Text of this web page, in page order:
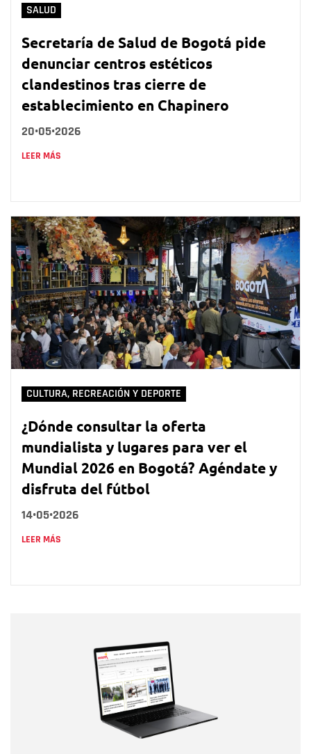
SALUD
Secretaría de Salud de Bogotá pide
denunciar centros estéticos
clandestinos tras cierre de
establecimiento en Chapinero
20•05•2026
LEER MÁS
CULTURA, RECREACIÓN Y DEPORTE
¿Dónde consultar la oferta
mundialista y lugares para ver el
Mundial 2026 en Bogotá? Agéndate y
disfruta del fútbol
14•05•2026
LEER MÁS
Correo electrónico
Tipo de comentario